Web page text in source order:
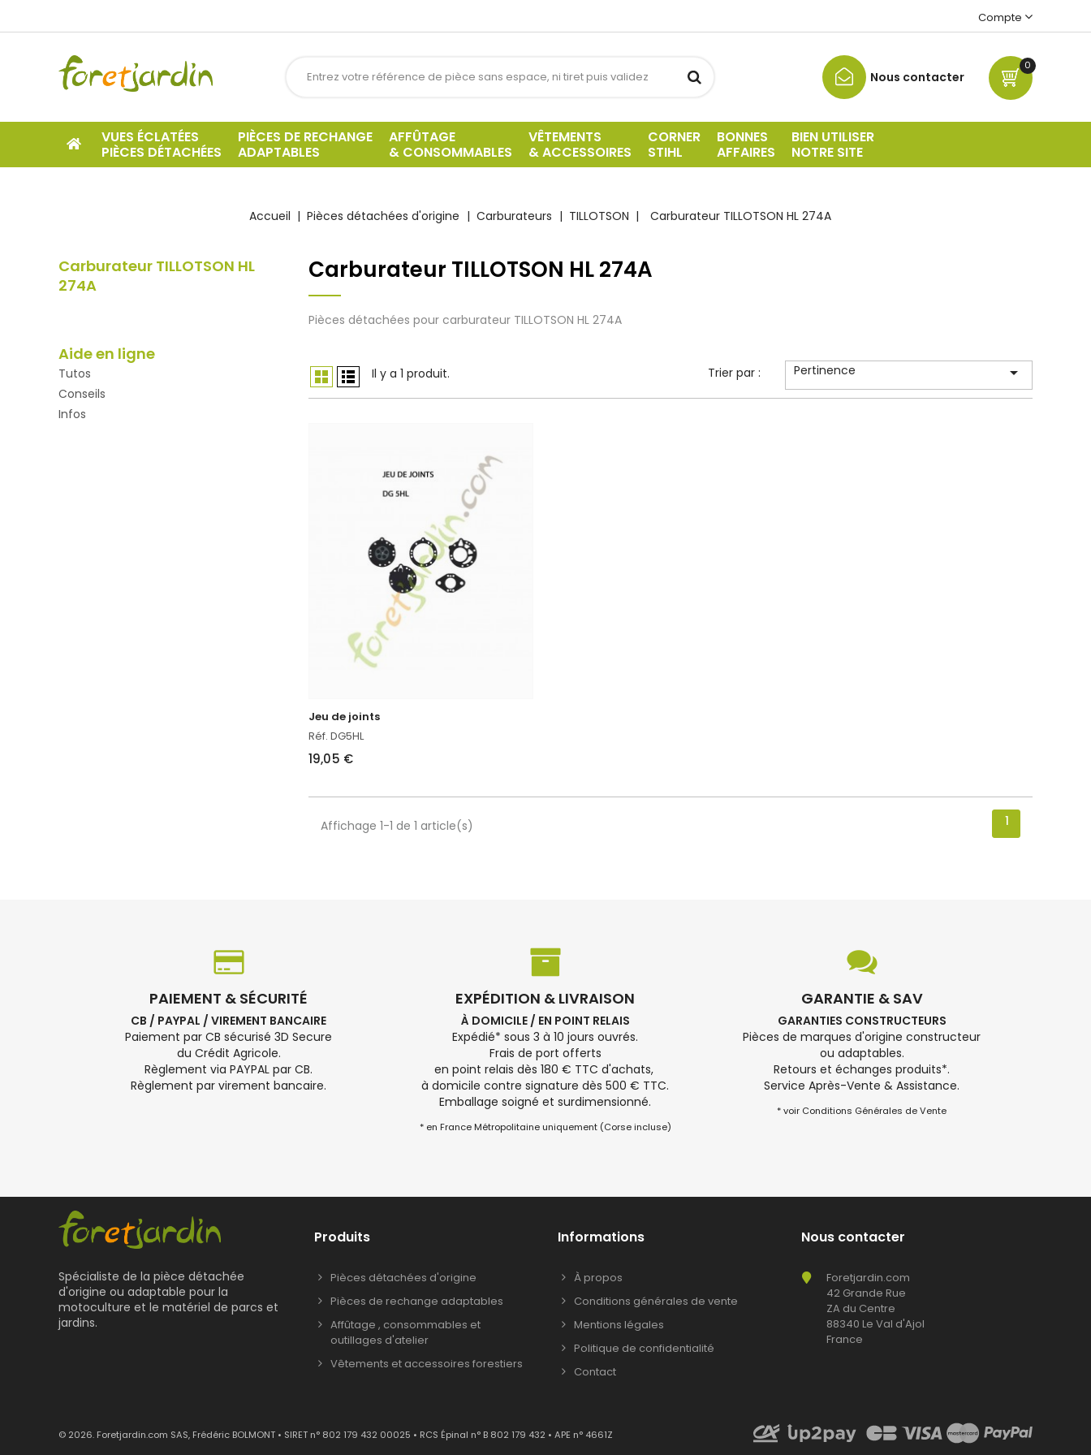
Compte
0
Nous contacter
VUES ÉCLATÉES
PIÈCES DÉTACHÉES
PIÈCES DE RECHANGE
ADAPTABLES
AFFÛTAGE
& CONSOMMABLES
VÊTEMENTS
& ACCESSOIRES
CORNER
STIHL
BONNES
AFFAIRES
BIEN UTILISER
NOTRE SITE
Accueil Pièces détachées d'origine Carburateurs TILLOTSON Carburateur TILLOTSON HL 274A
Carburateur TILLOTSON HL
274A
Aide en ligne
Tutos
Conseils
Infos
Carburateur TILLOTSON HL 274A
Pièces détachées pour carburateur TILLOTSON HL 274A
Il y a 1 produit. Trier par : Pertinence 
Jeu de joints
Réf. DG5HL
19,05 €
Affichage 1-1 de 1 article(s) 1
PAIEMENT & SÉCURITÉ
CB / PAYPAL / VIREMENT BANCAIRE
Paiement par CB sécurisé 3D Secure
du Crédit Agricole.
Règlement via PAYPAL par CB.
Règlement par virement bancaire.
EXPÉDITION & LIVRAISON
À DOMICILE / EN POINT RELAIS
Expédié* sous 3 à 10 jours ouvrés.
Frais de port offerts
en point relais dès 180 € TTC d'achats,
à domicile contre signature dès 500 € TTC.
Emballage soigné et surdimensionné.
* en France Métropolitaine uniquement (Corse incluse)
GARANTIE & SAV
GARANTIES CONSTRUCTEURS
Pièces de marques d'origine constructeur
ou adaptables.
Retours et échanges produits*.
Service Après-Vente & Assistance.
* voir Conditions Générales de Vente
Spécialiste de la pièce détachée
d'origine ou adaptable pour la
motoculture et le matériel de parcs et
jardins.
Produits
Pièces détachées d'origine
Pièces de rechange adaptables
Affûtage , consommables et
outillages d'atelier
Vêtements et accessoires forestiers
Informations
À propos
Conditions générales de vente
Mentions légales
Politique de confidentialité
Contact
Nous contacter
Foretjardin.com
42 Grande Rue
ZA du Centre
88340 Le Val d'Ajol
France
© 2026. Foretjardin.com SAS, Frédéric BOLMONT • SIRET n° 802 179 432 00025 • RCS Épinal n° B 802 179 432 • APE n° 4661Z